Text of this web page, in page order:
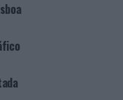
o Comando
sete armas
3774,79 doses
de cocaína